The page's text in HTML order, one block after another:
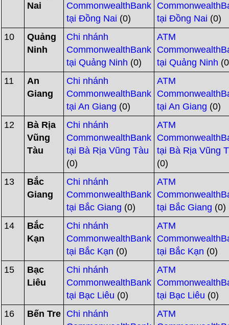
Nai
CommonwealthBank
tại Đồng Nai (0)
tại Đồng Nai (0)
10
Quảng
Ninh
Chi nhánh
CommonwealthBank
tại Quảng Ninh (0)
ATM
tại Quảng Ninh
11
An
Giang
Chi nhánh
CommonwealthBank
tại An Giang (0)
ATM
tại An Giang (0)
12
Bà Rịa
Vũng
Tàu
Chi nhánh
CommonwealthBank
tại Bà Rịa Vũng Tàu
(0)
ATM
tại Bà Rịa Vũng
(0)
13
Bắc
Giang
Chi nhánh
CommonwealthBank
tại Bắc Giang (0)
ATM
tại Bắc Giang (0)
14
Bắc
Kạn
Chi nhánh
CommonwealthBank
tại Bắc Kạn (0)
ATM
tại Bắc Kạn (0)
15
Bạc
Liêu
Chi nhánh
CommonwealthBank
tại Bạc Liêu (0)
ATM
tại Bạc Liêu (0)
16
Bến Tre Chi nhánh
ATM